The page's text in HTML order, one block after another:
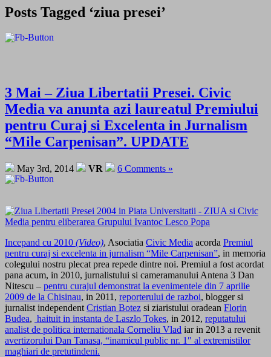
Posts Tagged ‘ziua presei’
3 Mai – Ziua Libertatii Presei. Civic
Media va anunta azi laureatul Premiului
pentru Curaj si Excelenta in Jurnalism
“Mile Carpenisan”. UPDATE
May 3rd, 2014 VR 6 Comments »
Incepand cu 2010 (Video), Asociatia Civic Media acorda Premiul
pentru curaj si excelenta in jurnalism “Mile Carpenisan”, in memoria
colegului nostru plecat prea repede dintre noi. Premiul a fost acordat
pana acum, in 2010, jurnalistului si cameramanului Antena 3 Dan
Nitescu – pentru curajul demonstrat la evenimentele din 7 aprilie
2009 de la Chisinau, in 2011, reporterului de razboi, blogger si
jurnalist independent Cristian Botez si ziaristului oradean Florin
Budea, haituit in instanta de Laszlo Tokes, in 2012, reputatului
analist de politica internationala Corneliu Vlad iar in 2013 a revenit
avertizorului Dan Tanasa, “inamicul public nr. 1″ al extremistilor
maghiari de pretutindeni.